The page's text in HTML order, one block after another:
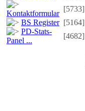
Kontaktformular
[5733]
BS Register [5164]
PD-Stats-
Panel ...
[4682]